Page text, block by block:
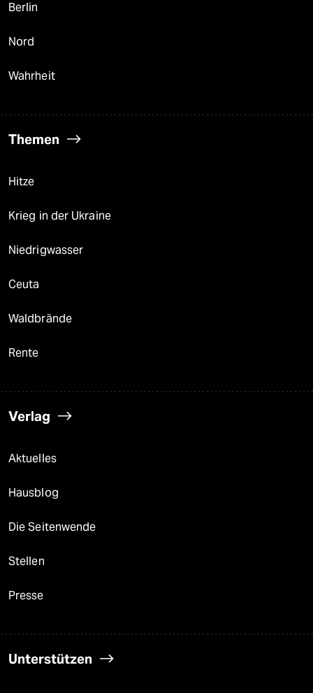
Berlin
Nord
Wahrheit
Themen
Hitze
Krieg in der Ukraine
Niedrigwasser
Ceuta
Waldbrände
Rente
Verlag
Aktuelles
Hausblog
Die Seitenwende
Stellen
Presse
Unterstützen